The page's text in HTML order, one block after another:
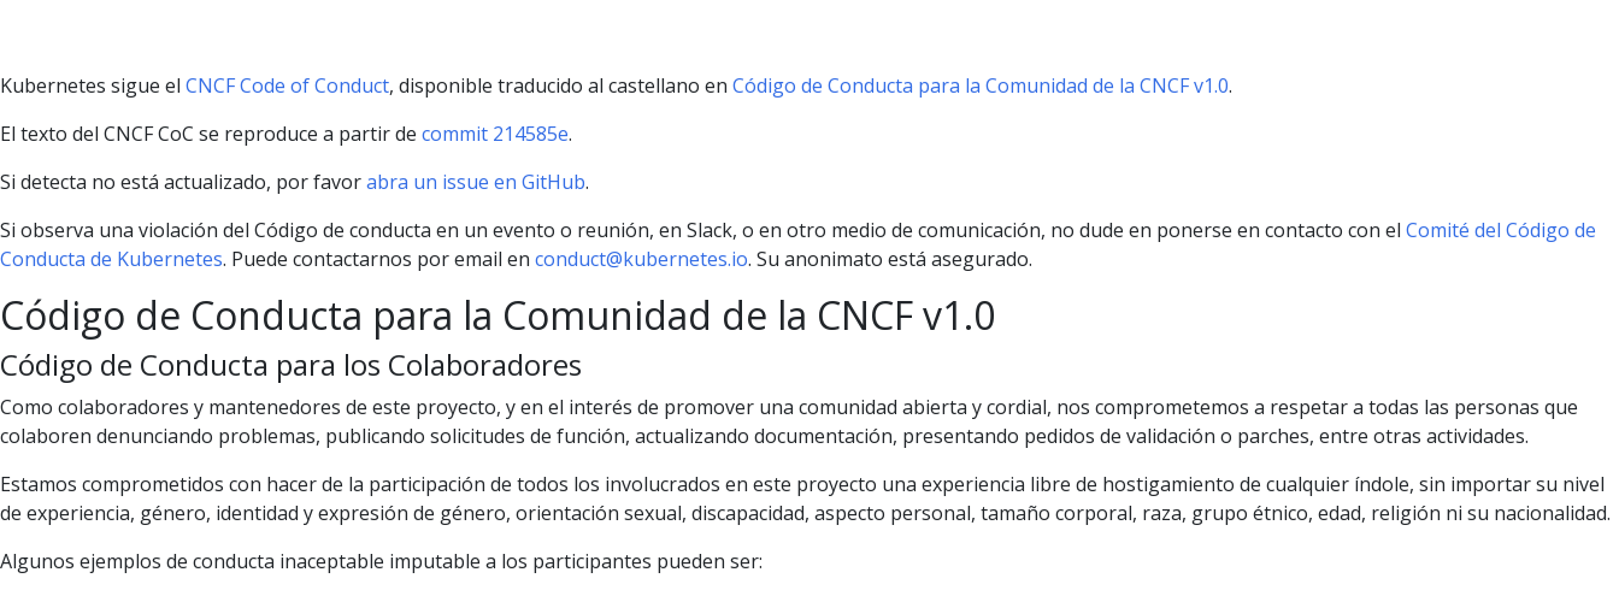
Kubernetes sigue el CNCF Code of Conduct, disponible traducido al castellano en Código de Conducta para la Comunidad de la CNCF v1.0.
El texto del CNCF CoC se reproduce a partir de commit 214585e.
Si detecta no está actualizado, por favorabra un issue en GitHub.
Si observa una violación del Código de conducta en un evento o reunión, en Slack, o en otro medio de comunicación, no dude en ponerse en contacto con el Comité del Código de
Conducta de Kubernetes. Puede contactarnos por email en conduct@kubernetes.io. Su anonimato está asegurado.
Código de Conducta para la Comunidad de la CNCF v1.0
Código de Conducta para los Colaboradores
Como colaboradores y mantenedores de este proyecto, y en el interés de promover una comunidad abierta y cordial, nos comprometemos a respetar a todas las personas que
colaboren denunciando problemas, publicando solicitudes de función, actualizando documentación, presentando pedidos de validación o parches, entre otras actividades.
Estamos comprometidos con hacer de la participación de todos los involucrados en este proyecto una experiencia libre de hostigamiento de cualquier índole, sin importar su nivel
de experiencia, género, identidad y expresión de género, orientación sexual, discapacidad, aspecto personal, tamaño corporal, raza, grupo étnico, edad, religión ni su nacionalidad.
Algunos ejemplos de conducta inaceptable imputable a los participantes pueden ser: